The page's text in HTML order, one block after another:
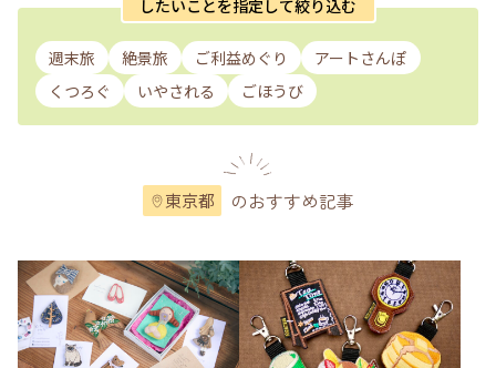
したいことを指定して絞り込む
週末旅 絶景旅 ご利益めぐり
アートさんぽ
くつろぐ
いやされる ごほうび
東京都 のおすすめ記事